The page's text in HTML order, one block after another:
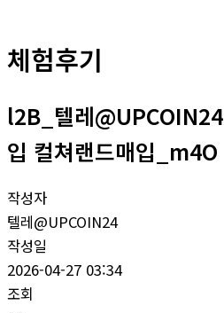
체험후기
l2B_텔레
입 컬쳐랜드매입_m4O
작성자
텔레@UPCOIN24
작성일
2026-04-27 03:34
조회